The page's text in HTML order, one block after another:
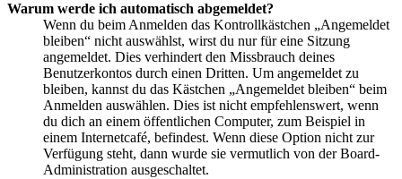
Warum werde ich automatisch abgemeldet?
Wenn du beim Anmelden das Kontrollkästchen „Angemeldet
bleiben“ nicht auswählst, wirst du nur für eine Sitzung
angemeldet. Dies verhindert den Missbrauch deines
Benutzerkontos durch einen Dritten. Um angemeldet zu
bleiben, kannst du das Kästchen „Angemeldet bleiben“ beim
Anmelden auswählen. Dies ist nicht empfehlenswert, wenn
du dich an einem öffentlichen Computer, zum Beispiel in
einem Internetcafé, befindest. Wenn diese Option nicht zur
Verfügung steht, dann wurde sie vermutlich von der Board-
Administration ausgeschaltet.